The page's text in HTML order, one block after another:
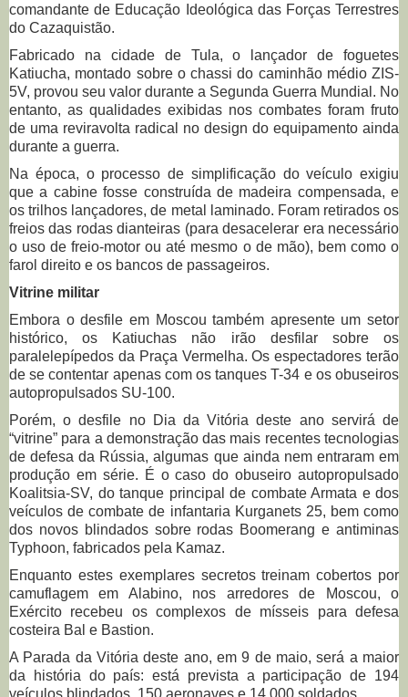
comandante de Educação Ideológica das Forças Terrestres
do Cazaquistão.
Fabricado na cidade de Tula, o lançador de foguetes
Katiucha, montado sobre o chassi do caminhão médio ZIS-
5V, provou seu valor durante a Segunda Guerra Mundial. No
entanto, as qualidades exibidas nos combates foram fruto
de uma reviravolta radical no design do equipamento ainda
durante a guerra.
Na época, o processo de simplificação do veículo exigiu
que a cabine fosse construída de madeira compensada, e
os trilhos lançadores, de metal laminado. Foram retirados os
freios das rodas dianteiras (para desacelerar era necessário
o uso de freio-motor ou até mesmo o de mão), bem como o
farol direito e os bancos de passageiros.
Vitrine militar
Embora o desfile em Moscou também apresente um setor
histórico, os Katiuchas não irão desfilar sobre os
paralelepípedos da Praça Vermelha. Os espectadores terão
de se contentar apenas com os tanques T-34 e os obuseiros
autopropulsados SU-100.
Porém, o desfile no Dia da Vitória deste ano servirá de
“vitrine” para a demonstração das mais recentes tecnologias
de defesa da Rússia, algumas que ainda nem entraram em
produção em série. É o caso do obuseiro autopropulsado
Koalitsia-SV, do tanque principal de combate Armata e dos
veículos de combate de infantaria Kurganets 25, bem como
dos novos blindados sobre rodas Boomerang e antiminas
Typhoon, fabricados pela Kamaz.
Enquanto estes exemplares secretos treinam cobertos por
camuflagem em Alabino, nos arredores de Moscou, o
Exército recebeu os complexos de mísseis para defesa
costeira Bal e Bastion.
A Parada da Vitória deste ano, em 9 de maio, será a maior
da história do país: está prevista a participação de 194
veículos blindados, 150 aeronaves e 14.000 soldados.